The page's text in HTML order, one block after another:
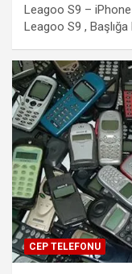
Leagoo S9 –
Leagoo S9 , Başlığa
CEP TELEFONU